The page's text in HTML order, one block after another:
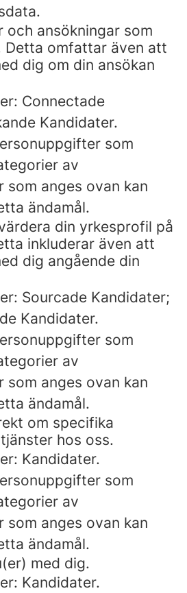
och ansökningar som
Detta omfattar även att
dig om din ansökan
Connectade
Kandidater.
som
av
som anges ovan kan
ändamål.
din yrkesprofil på
inkluderar även att
dig angående din
Sourcade Kandidater;
Kandidater.
som
av
som anges ovan kan
ändamål.
om specifika
hos oss.
Kandidater.
som
av
som anges ovan kan
ändamål.
med dig.
Kandidater.